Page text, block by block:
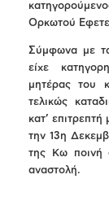
Ορκωτού
Σύμφωνα με
είχε
μητέρας του
τελικώς
κατ’
την 13η
της Κω ποινή
αναστολή.